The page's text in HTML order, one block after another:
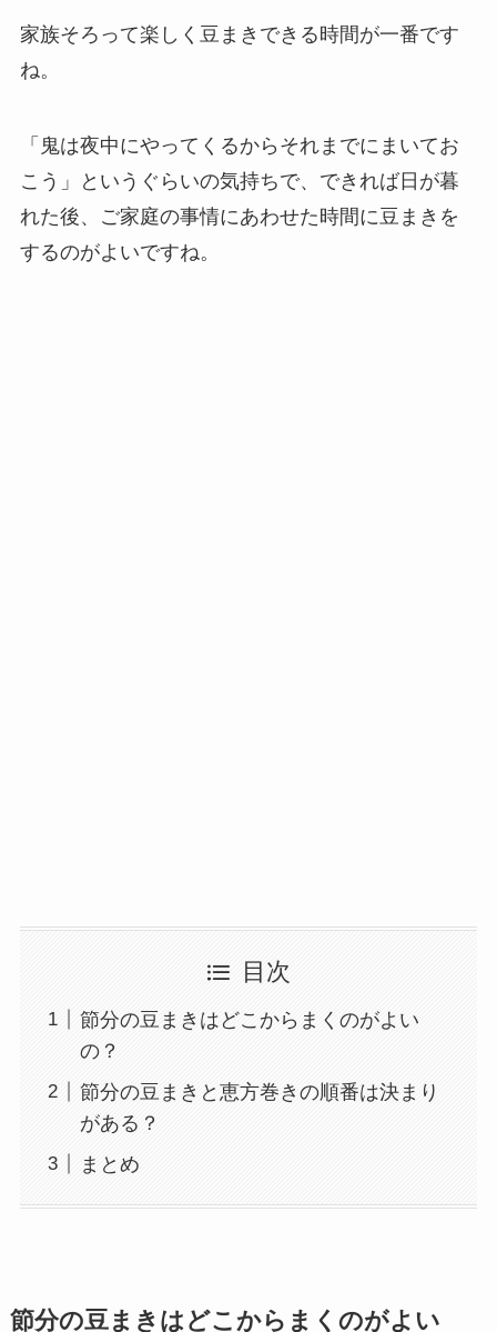
家族そろって楽しく豆まきできる時間が一番です
ね。
「鬼は夜中にやってくるからそれまでにまいてお
こう」
というぐらいの気持ちで、できれば日が暮
れた後、
ご家庭の事情にあわせた時間に豆まきを
するのがよいですね。
目次
節分の豆まきはどこからまくのがよい
の？
節分の豆まきと恵方巻きの順番は決まり
がある？
まとめ
節分の豆まきはどこからまくのがよい